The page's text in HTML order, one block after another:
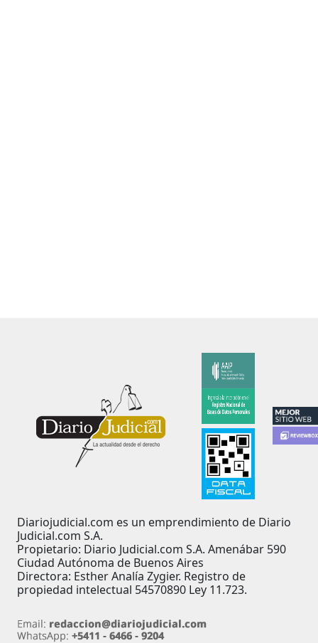
Diariojudicial.com es un emprendimiento de Diario
Judicial.com S.A.
Propietario: Diario Judicial.com S.A. Amenábar 590
Ciudad Autónoma de Buenos Aires
Directora: Esther Analía Zygier. Registro de
propiedad intelectual 54570890 Ley 11.723.